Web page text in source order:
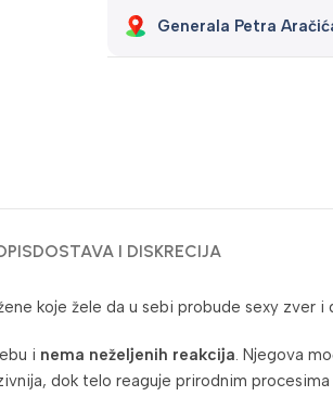
Generala Petra
DOSTAVA I DISKRECIJA
koje žele da u sebi probude sexy zver
i nema neželjenih reakcija . Njegova
dok telo reaguje prirodnim procesima